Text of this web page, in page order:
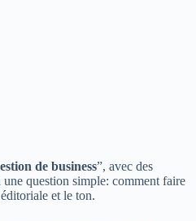
de business”, avec des
question simple: comment faire
et le ton.